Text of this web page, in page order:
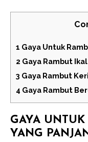
1 Gaya Untuk
2 Gaya Rambut
3 Gaya Rambut
4 Gaya Rambut
GAYA
YANG